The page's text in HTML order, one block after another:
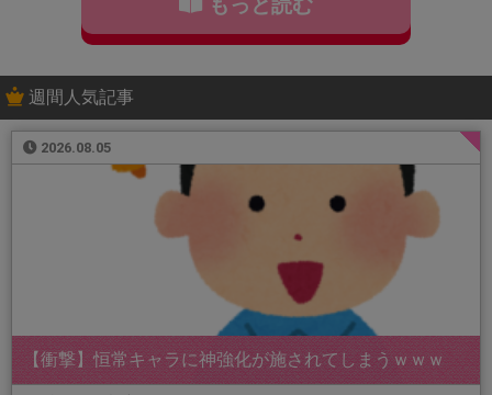
もっと読む
週間人気記事
2026.08.05
【衝撃】恒常キャラに神強化が施されてしまうｗｗｗ